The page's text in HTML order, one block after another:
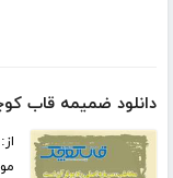
دانلود ضمیمه قاب
از: